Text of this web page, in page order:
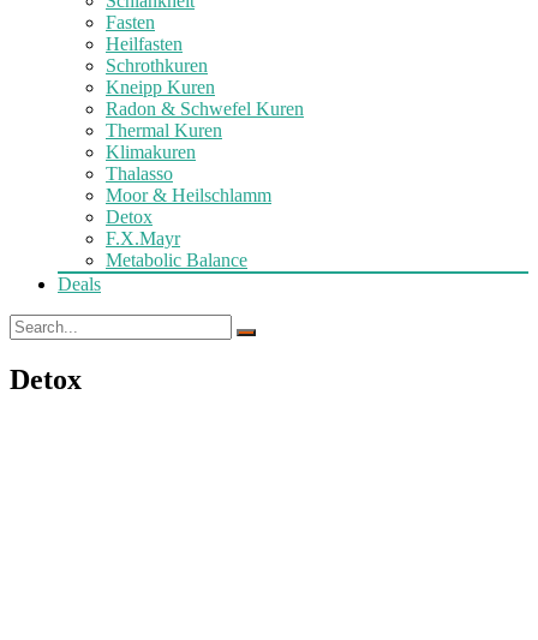
Fasten
Heilfasten
Schrothkuren
Kneipp Kuren
Radon & Schwefel Kuren
Thermal Kuren
Klimakuren
Thalasso
Moor & Heilschlamm
Detox
F.X.Mayr
Metabolic Balance
Deals
Detox